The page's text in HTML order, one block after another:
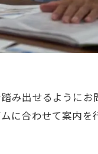
み出せるように
に合わせて案内